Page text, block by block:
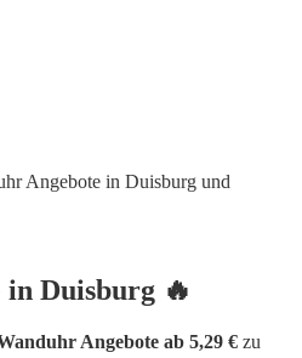
Angebote in Duisburg und
Duisburg 🔥
Angebote ab 5,29 € zu